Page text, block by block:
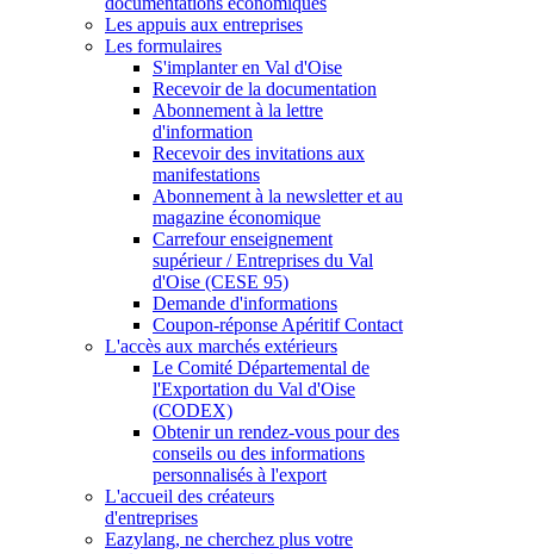
Les appuis aux entreprises
Les formulaires
S'implanter en Val d'Oise
Recevoir de la documentation
Abonnement à la lettre
d'information
Recevoir des invitations aux
manifestations
Abonnement à la newsletter et au
magazine économique
Carrefour enseignement
supérieur / Entreprises du Val
d'Oise (CESE 95)
Demande d'informations
Coupon-réponse Apéritif Contact
L'accès aux marchés extérieurs
Le Comité Départemental de
l'Exportation du Val d'Oise
(CODEX)
Obtenir un rendez-vous pour des
conseils ou des informations
personnalisés à l'export
L'accueil des créateurs
d'entreprises
Eazylang, ne cherchez plus votre